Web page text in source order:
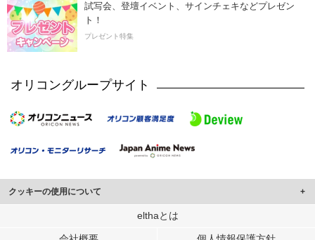
試写会、登壇イベント、サインチェキなどプレゼン
ト！
プレゼント特集
オリコングループサイト
クッキーの使用について
このサイトでは Cookie を使用して、ユーザーに合わせたコンテンツや広告の
elthaとは